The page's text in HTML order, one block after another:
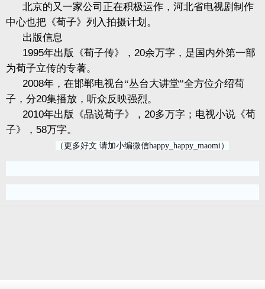
北京的又一家公司正在积极运作，河北省电视剧制作
中心也把《荀子》列入拍摄计划。
出版信息
1995年出版《荀子传》， 20余万字，是国内外第一部
为荀子立传的专著。
2008年，在邯郸电视台“丛台大讲堂”全方位介绍荀
子，分20集播放，听众反映强烈。
2010年出版《品说荀子》， 20多万字；电视小说《荀
子》， 58万字。
（更多好文 请加小编微信happy_happy_maomi）